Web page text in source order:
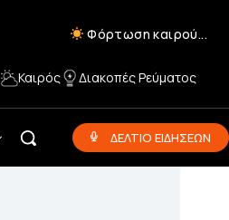
Φόρτωση καιρού...
Καιρός Διακοπές Ρεύματος
ΔΕΛΤΙΟ ΕΙΔΗΣΕΩΝ